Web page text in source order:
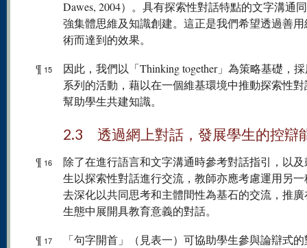
Dawes, 2004）。具有探索性對話特點的文字溝通
強集體思維及知識創建。這正是我們希望透過善
術而達到的效果。
¶ 15
因此，我們以「Thinking together」為策略基礎，
系列的活動，藉以在一個維基環境中推動探索性
幫助學生共建知識。
2.3 透過網上對話，發展學生的控辯
¶ 16
除了在進行語言和文字溝通時參考對話指引，以
生以探索性對話進行交流，教師亦應考慮運用另
去深化以共同思考和主體間性為基石的交流，推
生態中展開具教育意義的對話。
¶ 17
「句字開首」（見表一）可協助學生參與論辯式